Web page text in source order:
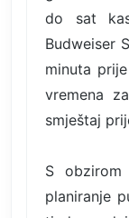
do sat
Budweiser
minuta
vremena
smještaj
S
planiranje